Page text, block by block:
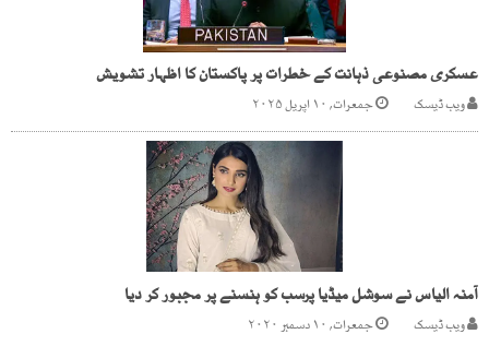
عسکری مصنوعی ذہانت کے خطرات پر پاکستان کا اظہار تشویش
ویب ڈیسک جمعرات, ۱۰ اپریل ۲۰۲۵
آمنہ الیاس نے سوشل میڈیا پرسب کو ہنسنے پر مجبور کر دیا
ویب ڈیسک جمعرات, ۱۰ دسمبر ۲۰۲۰